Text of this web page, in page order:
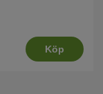
Köp